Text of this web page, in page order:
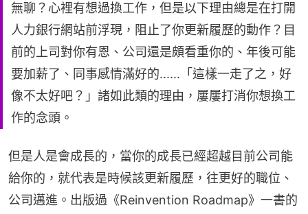
無聊？心裡有想過換工作，但是以下理由總是在打開
人力銀行網站前浮現，阻止了你更新履歷的動作？目
前的上司對你有恩、公司還是頗看重你的、年後可能
要加薪了、同事感情滿好的......「這樣一走了之，好
像不太好吧？」諸如此類的理由，屢屢打消你想換工
作的念頭。
但是人是會成長的，當你的成長已經超越目前公司能
給你的，就代表是時候該更新履歷，往更好的職位、
公司邁進。出版過《Reinvention Roadmap》一書的